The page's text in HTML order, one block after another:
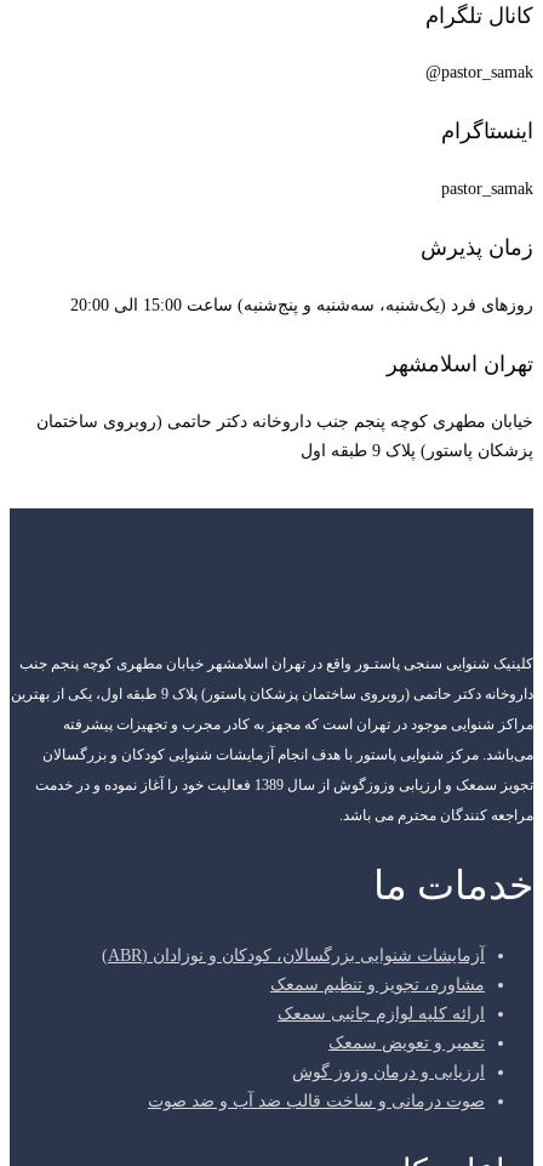
کانال تلگرام
pastor_samak@
اینستاگرام
pastor_samak
زمان پذیرش
روزهای فرد (یک‌شنبه، سه‌شنبه و پنج‌شنبه) ساعت 15:00 الی 20:00
تهران اسلامشهر
خیابان مطهری کوچه پنجم جنب داروخانه دکتر حاتمی (روبروی ساختمان
پزشکان پاستور) پلاک 9 طبقه اول
کلینیک شنوایی سنجی پاستـور واقع در تهران اسلامشهر خیابان مطهری کوچه پنجم جنب
داروخانه دکتر حاتمی (روبروی ساختمان پزشکان پاستور) پلاک 9 طبقه اول، یکی از بهترین
مراکز شنوایی موجود در تهران است که مجهز به کادر مجرب و تجهیزات پیشرفته
می‌باشد. مرکز شنوایی پاستور با هدف انجام آزمایشات شنوایی کودکان و بزرگسالان
تجویز سمعک و ارزیابی وزوزگوش از سال 1389 فعالیت خود را آغاز نموده و در خدمت
مراجعه کنندگان محترم می باشد.
خدمات ما
آزمایشات شنوایی بزرگسالان، کودکان و نوزادان (ABR)
مشاوره، تجویز و تنظیم سمعک
ارائه کلیه لوازم جانبی سمعک
تعمیر و تعویض سمعک
ارزیابی و درمان وزوز گوش
صوت درمانی و ساخت قالب ضد آب و ضد صوت